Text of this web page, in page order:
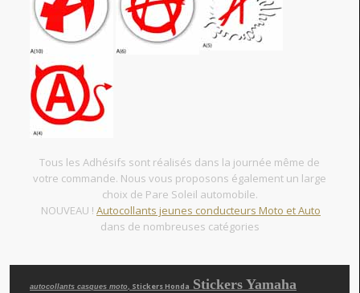
Tous les Adhésifs sont réalisés dans la journée même de
votre commande. Nous vous proposons également un large
choix de Pare Soleil automobile.
NOUVEAU ! Autocollants jeunes conducteurs Moto et Auto
dans de nombreuses catégories
autocollants casques moto , Stickers Honda Stickers Yamaha